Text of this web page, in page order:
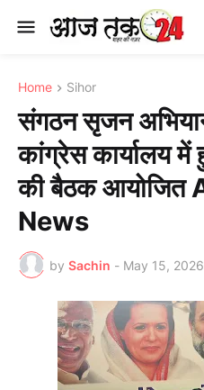
Home Sihor
संगठन सृजन
कांग्रेस कार्यालय में
की बैठक
News
by Sachin - May 15, 2026